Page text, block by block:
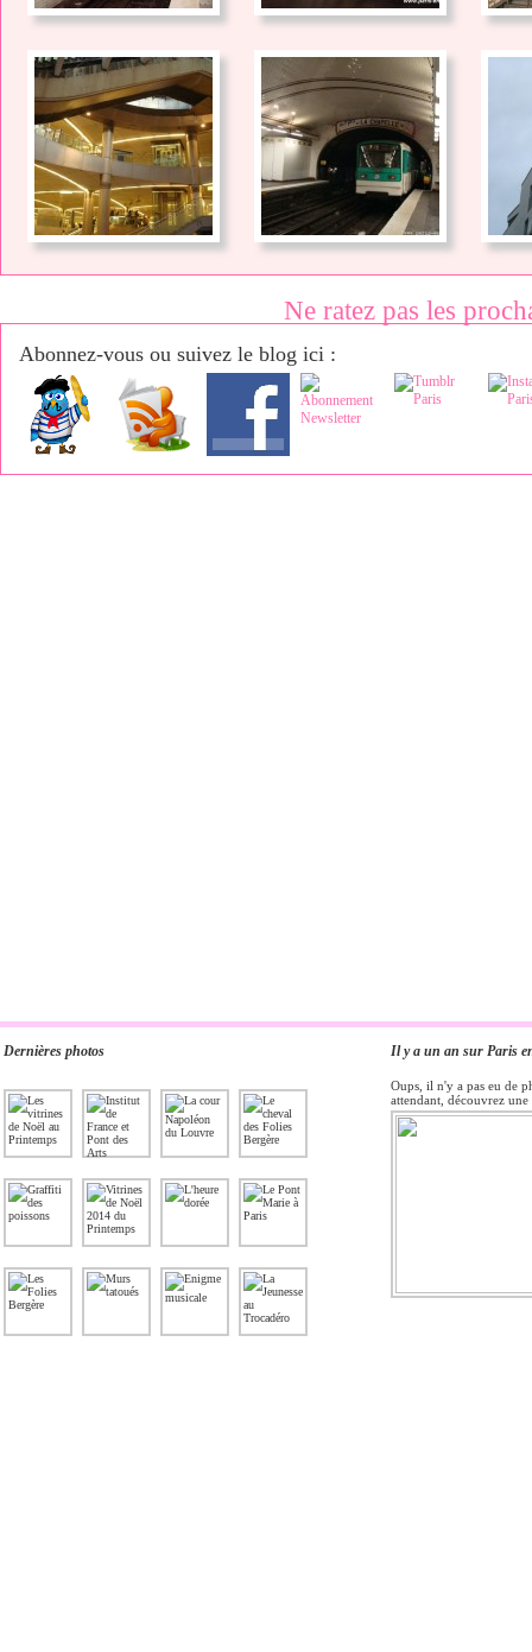
Ne ratez pas les
Abonnez-vous ou suivez le blog ici :
Dernières photos Il y a un an sur Paris
Oups, il n'y a pas eu de
attendant, découvrez